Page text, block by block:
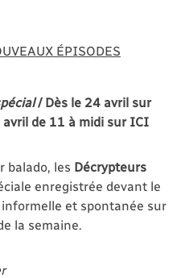
ÉPISODES
/ Dès le 24 avril sur
avril de 11 à midi sur ICI
balado, les Décrypteurs
enregistrée devant le
et spontanée sur
la semaine.